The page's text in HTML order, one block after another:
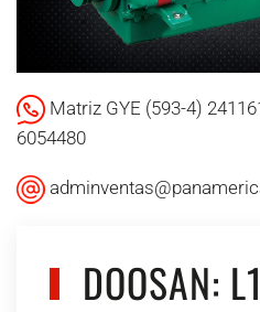
Matriz GYE (593-4)
6054480
DOOSAN: